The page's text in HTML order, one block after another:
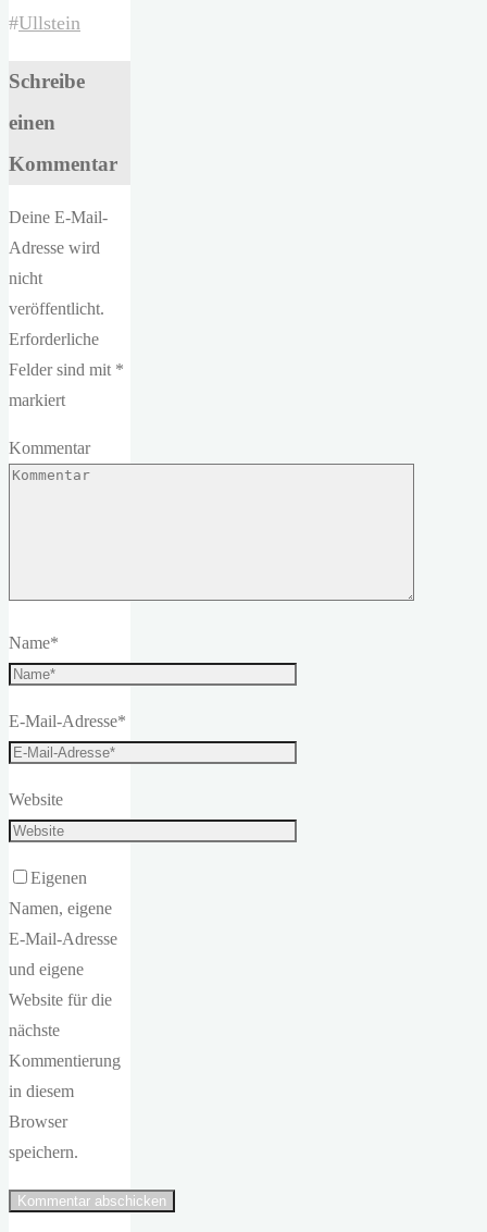
#Ullstein
Schreibe
einen
Kommentar
Deine E-Mail-
Adresse wird
nicht
veröffentlicht.
Erforderliche
Felder sind mit *
markiert
Kommentar
Name*
E-Mail-Adresse*
Website
Eigenen
Namen, eigene
E-Mail-Adresse
und eigene
Website für die
nächste
Kommentierung
in diesem
Browser
speichern.